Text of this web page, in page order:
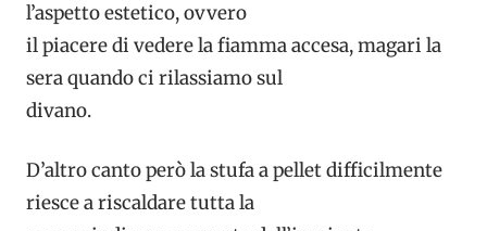
l’aspetto estetico, ovvero
il piacere di vedere la fiamma accesa, magari la
sera quando ci rilassiamo sul
divano.
D’altro canto però la stufa a pellet difficilmente
riesce a riscaldare tutta la